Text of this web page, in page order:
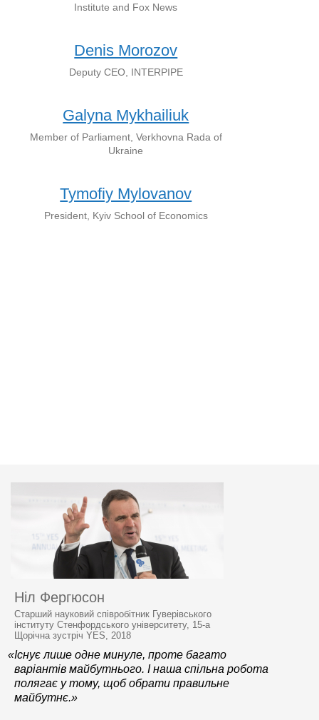
Institute and Fox News
Denis Morozov
Deputy CEO, INTERPIPE
Galyna Mykhailiuk
Member of Parliament, Verkhovna Rada of
Ukraine
Tymofiy Mylovanov
President, Kyiv School of Economics
Ніл Фергюсон
Старший науковий співробітник Гуверівського
інституту Стенфордського університету, 15-а
Щорічна зустріч YES, 2018
«Існує лише одне минуле, проте багато
варіантів майбутнього. І наша спільна робота
полягає у тому, щоб обрати правильне
майбутнє.»